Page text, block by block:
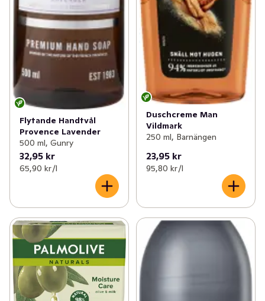
Flytande Handtvål
Provence Lavender
500 ml, Gunry
32,95 kr
65,90 kr /l
Duschcreme Man
Vildmark
250 ml, Barnängen
23,95 kr
95,80 kr /l